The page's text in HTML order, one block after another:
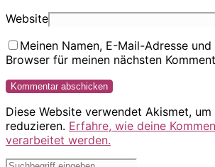
Website
Meinen Namen, E-Mail-Adresse
Browser für meinen nächsten
Diese Website verwendet Akismet, um
reduzieren. Erfahre, wie deine
verarbeitet werden.